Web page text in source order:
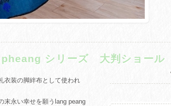
シリーズ 大判ショール
衣装の脚絆布として使われ
末永い幸せを願うlang peang